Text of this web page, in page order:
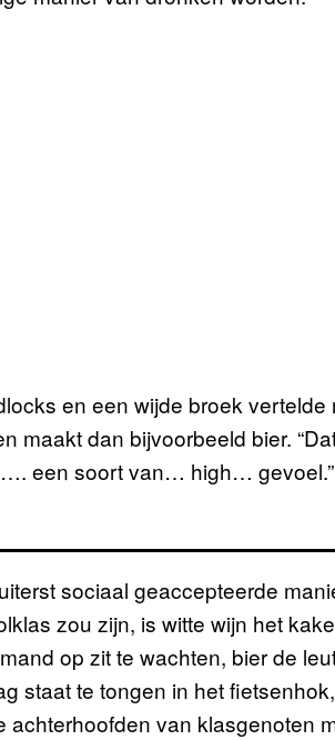
en een wijde broek
maakt dan bijvoorbeeld bier.
een soort van… high… gevoel.”
sociaal geaccepteerde
zou zijn, is witte wijn het
op zit te wachten, bier de
staat te tongen in het
achterhoofden van klasgenoten